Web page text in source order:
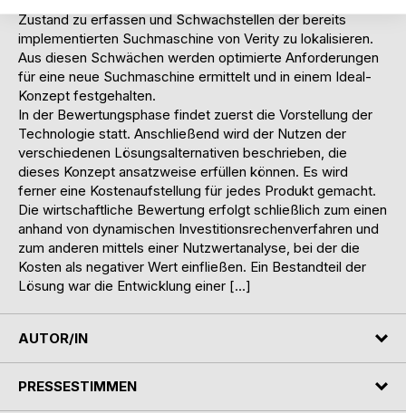
Zustand zu erfassen und Schwachstellen der bereits
implementierten Suchmaschine von Verity zu lokalisieren.
Aus diesen Schwächen werden optimierte Anforderungen
für eine neue Suchmaschine ermittelt und in einem Ideal-
Konzept festgehalten.
In der Bewertungsphase findet zuerst die Vorstellung der
Technologie statt. Anschließend wird der Nutzen der
verschiedenen Lösungsalternativen beschrieben, die
dieses Konzept ansatzweise erfüllen können. Es wird
ferner eine Kostenaufstellung für jedes Produkt gemacht.
Die wirtschaftliche Bewertung erfolgt schließlich zum einen
anhand von dynamischen Investitionsrechenverfahren und
zum anderen mittels einer Nutzwertanalyse, bei der die
Kosten als negativer Wert einfließen. Ein Bestandteil der
Lösung war die Entwicklung einer […]
AUTOR/IN
PRESSESTIMMEN